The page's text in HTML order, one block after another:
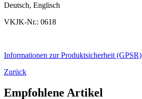
Deutsch, Englisch
VKJK-Nr.: 0618
Informationen zur Produktsicherheit (GPSR)
Zurück
Empfohlene Artikel